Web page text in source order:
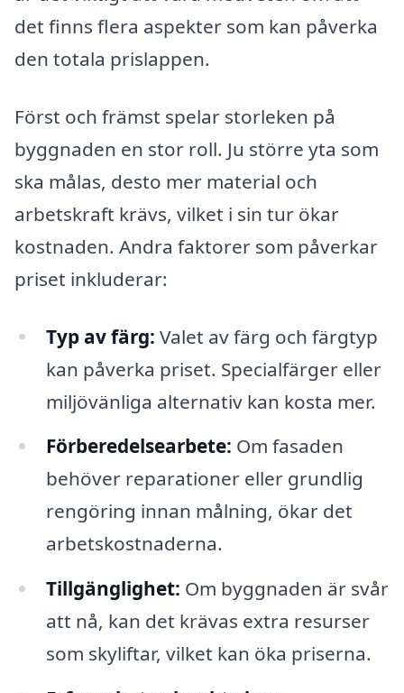
det finns flera aspekter som kan påverka
den totala prislappen.
Först och främst spelar storleken på
byggnaden en stor roll. Ju större yta som
ska målas, desto mer material och
arbetskraft krävs, vilket i sin tur ökar
kostnaden. Andra faktorer som påverkar
priset inkluderar:
Typ av färg: Valet av färg och färgtyp
kan påverka priset. Specialfärger eller
miljövänliga alternativ kan kosta mer.
Förberedelsearbete: Om fasaden
behöver reparationer eller grundlig
rengöring innan målning, ökar det
arbetskostnaderna.
Tillgänglighet: Om byggnaden är svår
att nå, kan det krävas extra resurser
som skyliftar, vilket kan öka priserna.